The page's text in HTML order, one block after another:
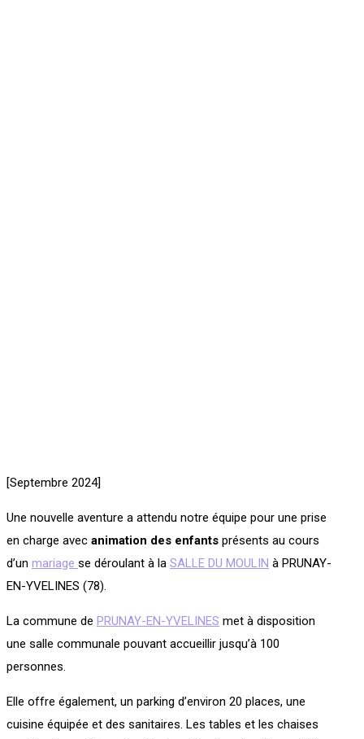
[Septembre 2024]
Une nouvelle aventure a attendu notre équipe pour une prise
en charge avec animation des enfants présents au cours
d’un mariage se déroulant à la SALLE DU MOULIN à PRUNAY-
EN-YVELINES (78).
La commune de PRUNAY-EN-YVELINES met à disposition
une salle communale pouvant accueillir jusqu’à 100
personnes.
Elle offre également, un parking d’environ 20 places, une
cuisine équipée et des sanitaires. Les tables et les chaises